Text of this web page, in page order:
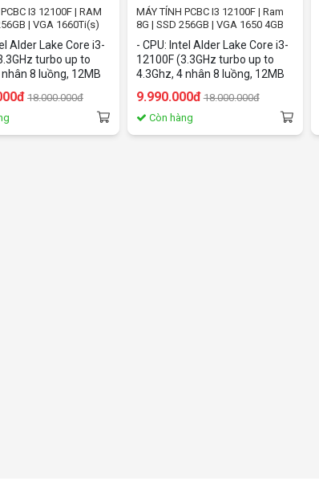
I3 12100F | RAM
| VGA 1660Ti(s)
Alder Lake Core i3-
turbo up to
8 luồng, 12MB
NVMe - VGA:
6GB - OS: Dos - Lưu
18.000.000đ
MÁY TÍNH PCBC I3 12100F | Ram
8G | SSD 256GB | VGA 1650 4GB
- CPU: Intel Alder Lake Core i3-
12100F (3.3GHz turbo up to
4.3Ghz, 4 nhân 8 luồng, 12MB
8GB DDR4 - SSD: 256Gb PCIe
NVMe - VGA: GTX 1650 4GB -
9.990.000đ 18.000.000đ
Còn hàng